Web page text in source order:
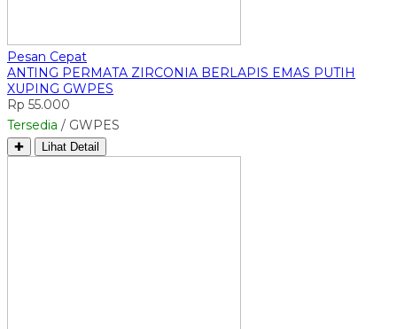
Pesan Cepat
ANTING PERMATA ZIRCONIA BERLAPIS EMAS PUTIH
XUPING GWPES
Rp 55.000
Tersedia / GWPES
✚ Lihat Detail